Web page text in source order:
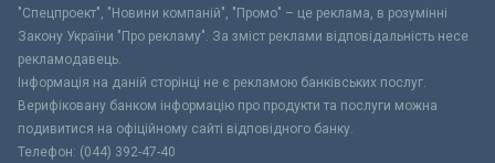
"Спецпроект", "Новини компаній", "Промо" – це реклама, в розумінні
Закону України "Про рекламу". За зміст реклами відповідальність несе
рекламодавець.
Інформація на даній сторінці не є рекламою банківських послуг.
Верифіковану банком інформацію про продукти та послуги можна
подивитися на офіційному сайті відповідного банку.
Телефон: (044) 392-47-40